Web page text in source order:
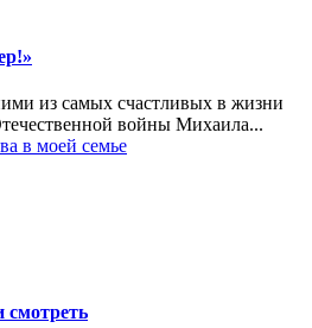
из самых счастливых в жизни
войны Михаила...
в моей семье
смотреть